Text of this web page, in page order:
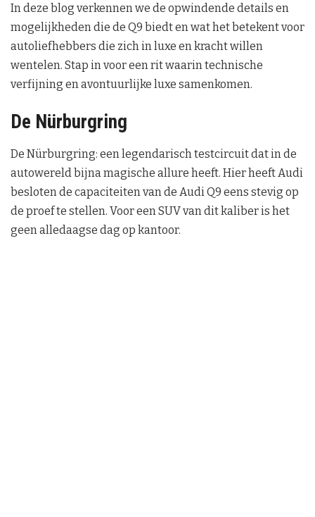
In deze blog verkennen we de opwindende details en
mogelijkheden die de Q9 biedt en wat het betekent voor
autoliefhebbers die zich in luxe en kracht willen
wentelen. Stap in voor een rit waarin technische
verfijning en avontuurlijke luxe samenkomen.
De Nürburgring
De Nürburgring: een legendarisch testcircuit dat in de
autowereld bijna magische allure heeft. Hier heeft Audi
besloten de capaciteiten van de Audi Q9 eens stevig op
de proef te stellen. Voor een SUV van dit kaliber is het
geen alledaagse dag op kantoor.